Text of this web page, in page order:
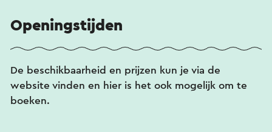
Openingstijden
De beschikbaarheid en prijzen kun je via de
website vinden en hier is het ook mogelijk om te
boeken.